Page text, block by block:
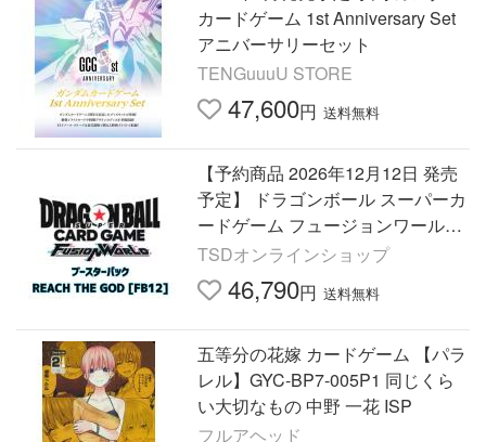
カードゲーム 1st Anniversary Set
アニバーサリーセット
TENGuuuU STORE
47,600円 送料無料
【予約商品 2026年12月12日 発売
予定】 ドラゴンボール スーパーカ
ードゲーム フュージョンワールド
ブースターパック REACH THE G
OD 【FB12】 1BOX
TSDオンラインショップ
46,790円 送料無料
五等分の花嫁 カードゲーム 【パラ
レル】GYC-BP7-005P1 同じくら
い大切なもの 中野 一花 ISP
フルアヘッド